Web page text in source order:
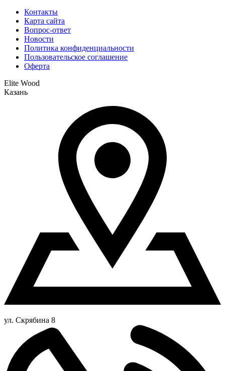
Контакты
Карта сайта
Вопрос-ответ
Новости
Политика конфиденциальности
Пользовательское соглашение
Оферта
Elite Wood
Казань
ул. Скрябина 8